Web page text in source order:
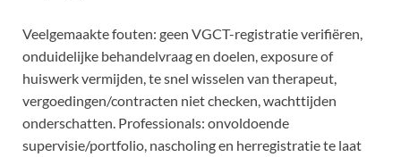
Veelgemaakte fouten: geen VGCT-registratie verifiëren,
onduidelijke behandelvraag en doelen, exposure of
huiswerk vermijden, te snel wisselen van therapeut,
vergoedingen/contracten niet checken, wachttijden
onderschatten. Professionals: onvoldoende
supervisie/portfolio, nascholing en herregistratie te laat